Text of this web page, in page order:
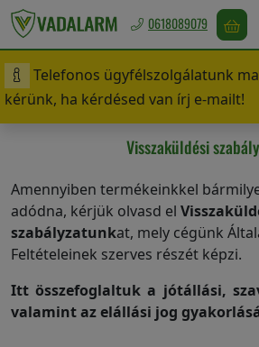
Magyarország
/
Ft
Vadriasztás
Madárriasztás
0618089079
Telefonos ügyfélszolgálatunk
kérünk, ha kérdésed van írj e-mailt!
Visszaküldési
Amennyiben termékeinkkel
adódna, kérjük olvasd el
szabályzatunkat, mely cégünk
Feltételeinek szerves részét képzi.
Itt összefoglaltuk a jótállási,
valamint az elállási jog